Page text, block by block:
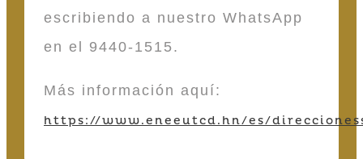
escribiendo a nuestro WhatsApp
en el 9440-1515.
Más información aquí:
https://www.eneeutcd.hn/es/